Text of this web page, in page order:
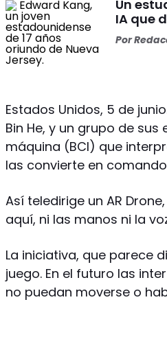
Un
IA que
Por
Estados Unidos, 5 de
Bin He, y un grupo de
máquina (BCI) que
las convierte en
Así teledirige un AR
aquí, ni las manos ni la
La iniciativa, que parece
juego. En el futuro las
no puedan moverse o